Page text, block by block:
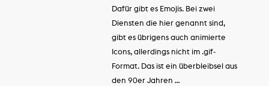
Dafür gibt es Emojis. Bei zwei
Diensten die hier genannt sind,
gibt es übrigens auch animierte
Icons, allerdings nicht im .gif-
Format. Das ist ein überbleibsel aus
den 90er Jahren …